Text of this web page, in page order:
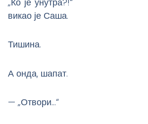
викао је Саша.
Тишина.
А онда, шапат.
— „Отвори…“